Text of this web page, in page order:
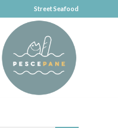
Street Seafood